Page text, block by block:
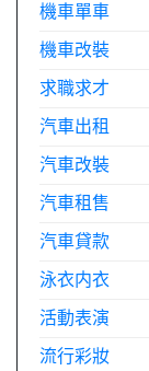
機車單車
機車改裝
求職求才
汽車出租
汽車改裝
汽車租售
汽車貸款
泳衣内衣
活動表演
流行彩妝